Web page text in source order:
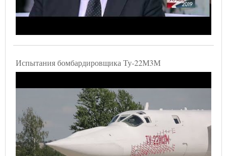
Испытания бомбардировщика Ту-22М3М